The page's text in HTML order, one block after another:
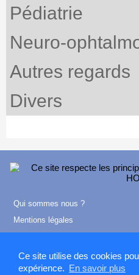
Ce site utilise des cookies
expérience. En savoir plus
Pédiatrie
Neuro-
Autres regards
Divers
Qui sommes nous ?
Mentions légales